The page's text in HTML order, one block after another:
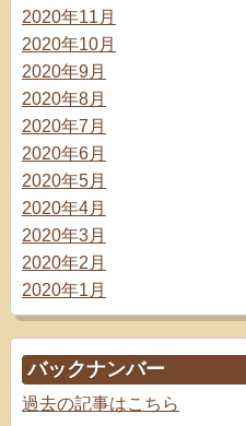
2020年11月
2020年10月
2020年9月
2020年8月
2020年7月
2020年6月
2020年5月
2020年4月
2020年3月
2020年2月
2020年1月
バックナンバー
過去の記事はこちら